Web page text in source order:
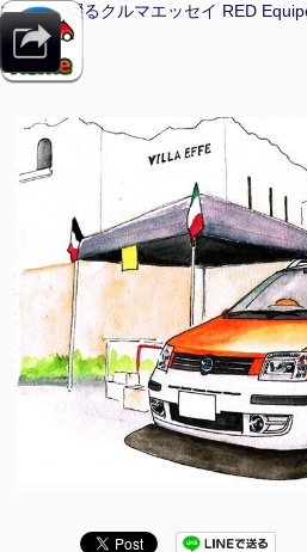
マンガで綴るクルマエッセイ RED